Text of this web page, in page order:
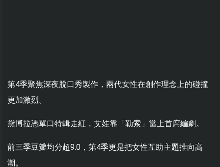
第4季聚焦深夜脫口秀製作，兩代女性在創作理念上的碰撞
更加激烈。
黛博拉憑單口特輯走紅，艾娃靠「勒索」當上首席編劇。
前三季豆瓣均分超9.0，第4季更是把女性互助主題推向高
潮。